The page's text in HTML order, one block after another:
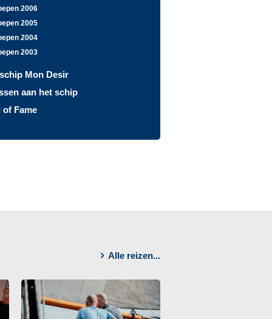
2006
2005
2004
2003
Mon Desir
aan het schip
of Fame
Alle reizen...